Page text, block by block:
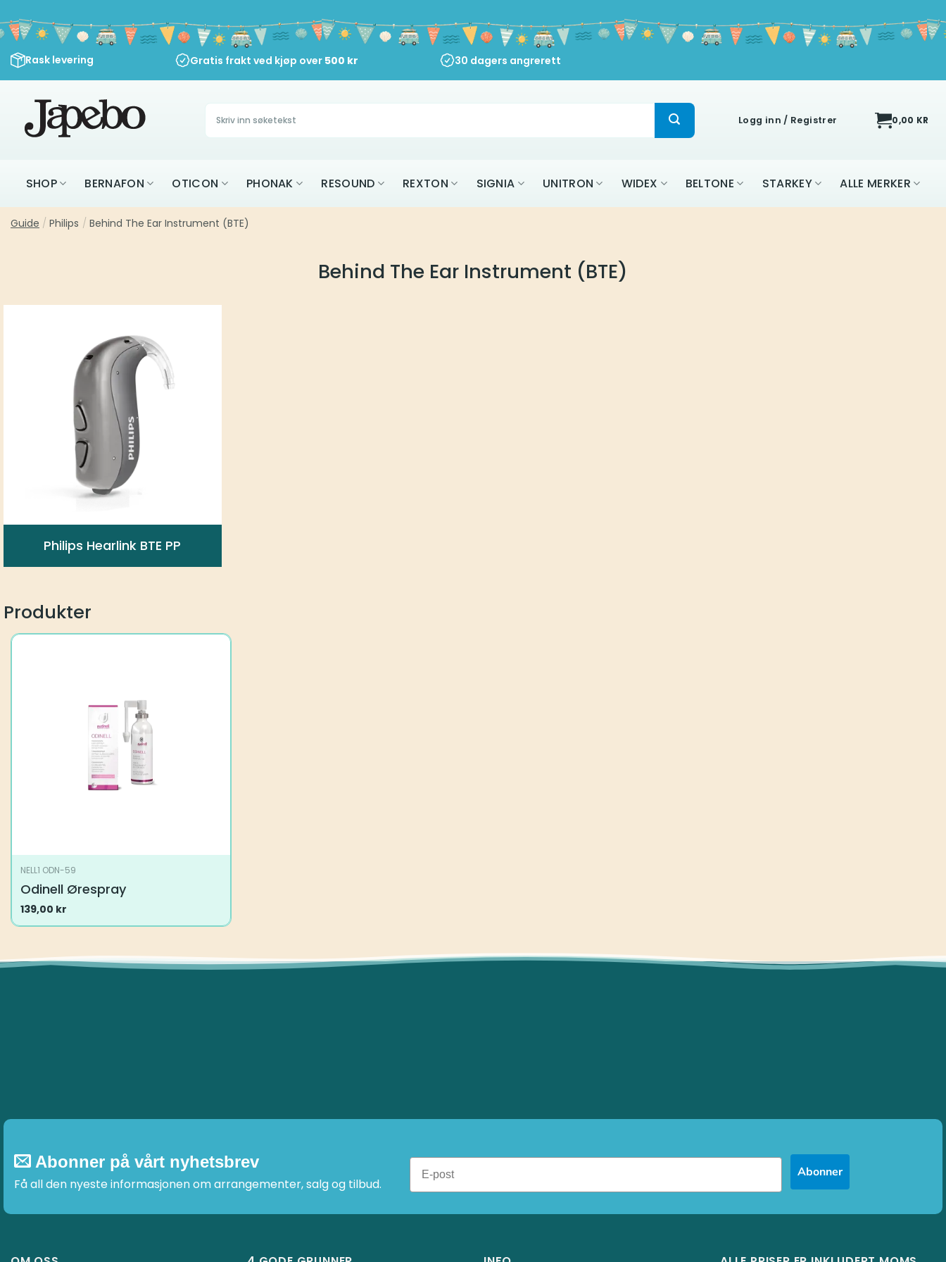
to
content
Rask levering Gratis frakt ved kjøp over 500 kr 30 dagers angrerett
Søk
etter:
Logg inn / Registrer 0,00 KR
SHOP BERNAFON OTICON PHONAK RESOUND REXTON SIGNIA UNITRON WIDEX BELTONE STARKEY ALLE MERKER
Guide / Philips / Behind The Ear Instrument (BTE)
Behind The Ear Instrument (BTE)
Philips Hearlink BTE PP
Produkter
NELL1 ODN-59
Odinell Ørespray
139,00 kr
Abonner på vårt nyhetsbrev
Få all den nyeste informasjonen om arrangementer, salg og tilbud.
Abonner